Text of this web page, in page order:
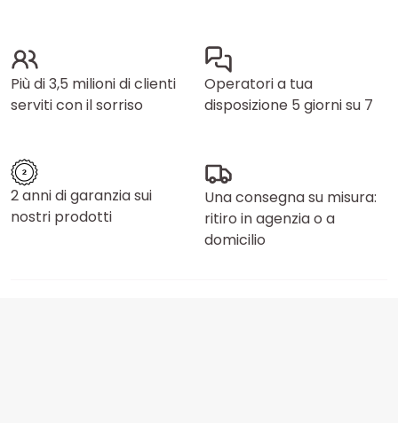
Più di 3,5 milioni di clienti
serviti con il sorriso
Operatori a tua
disposizione 5 giorni su 7
2 anni di garanzia sui
nostri prodotti
Una consegna su misura:
ritiro in agenzia o a
domicilio